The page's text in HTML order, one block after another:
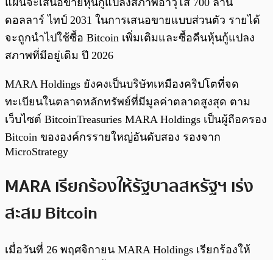
แผนจะเสนอขายหุ้นกู้แปลงสภาพอาวุโส 700 ล้าน
ดอลลาร์ ไทป์ 2031 ในการเสนอขายแบบส่วนตัว รายได้
จะถูกนำไปใช้ซื้อ Bitcoin เพิ่มเติมและซื้อคืนหุ้นกู้แปลง
สภาพที่มีอยู่เดิม ปี 2026
MARA Holdings ยังคงเป็นบริษัทเหมืองคริปโตที่จด
ทะเบียนในตลาดหลักทรัพย์ที่มีมูลค่าตลาดสูงสุด ตาม
เว็บไซต์ BitcoinTreasuries MARA Holdings เป็นผู้ถือครอง
Bitcoin ขององค์กรรายใหญ่อันดับสอง รองจาก
MicroStrategy
MARA เรียกร้องให้รัฐบาลสหรัฐฯ เร่ง
สะสม Bitcoin
เมื่อวันที่ 26 พฤศจิกายน MARA Holdings เรียกร้องให้